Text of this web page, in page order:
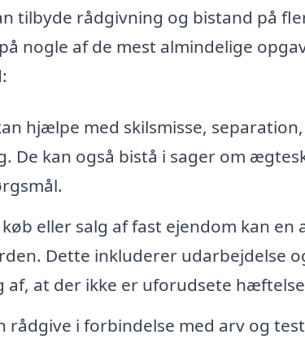
tilbyde rådgivning og bistand på
nogle af de mest almindelige
hjælpe med skilsmisse,
De kan også bistå i sager om
køb eller salg af fast ejendom kan en
Dette inkluderer udarbejdelse
af, at der ikke er uforudsete
rådgive i forbindelse med arv og